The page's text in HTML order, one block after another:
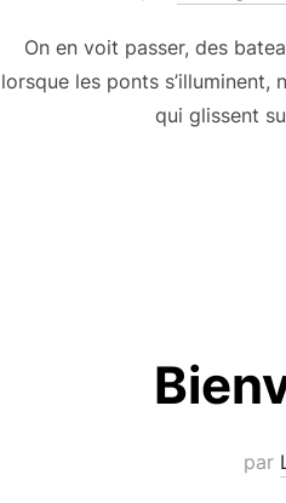
On en voit passer, des
lorsque les ponts
qui glissent
par